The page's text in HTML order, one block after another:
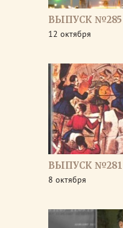
ВЫПУСК №285
12 октября
ВЫПУСК №281
8 октября